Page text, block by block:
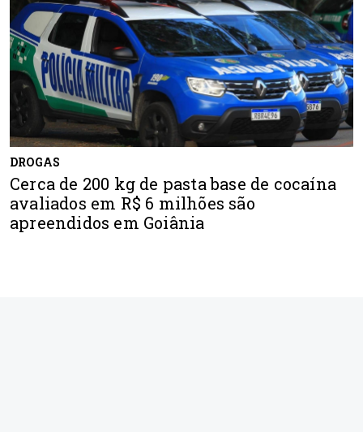
DROGAS
Cerca de 200 kg de pasta base de cocaína
avaliados em R$ 6 milhões são
apreendidos em Goiânia